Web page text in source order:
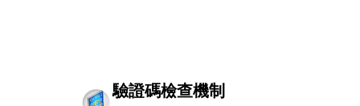
驗證碼檢查機制